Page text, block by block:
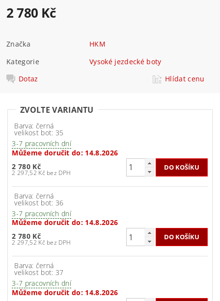
2 780 Kč
Značka
HKM
Kategorie
Vysoké jezdecké boty
Dotaz
Hlídat cenu
ZVOLTE VARIANTU
Barva: černá
velikost bot: 35
3-7 pracovních dní
Můžeme doručit do: 14.8.2026
2 780 Kč
2 297,52 Kč bez DPH
Barva: černá
velikost bot: 36
3-7 pracovních dní
Můžeme doručit do: 14.8.2026
2 780 Kč
2 297,52 Kč bez DPH
Barva: černá
velikost bot: 37
3-7 pracovních dní
Můžeme doručit do: 14.8.2026